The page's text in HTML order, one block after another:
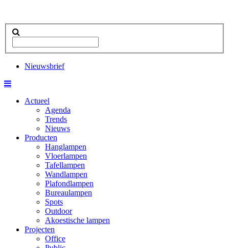
Nieuwsbrief
Actueel
Agenda
Trends
Nieuws
Producten
Hanglampen
Vloerlampen
Tafellampen
Wandlampen
Plafondlampen
Bureaulampen
Spots
Outdoor
Akoestische lampen
Projecten
Office